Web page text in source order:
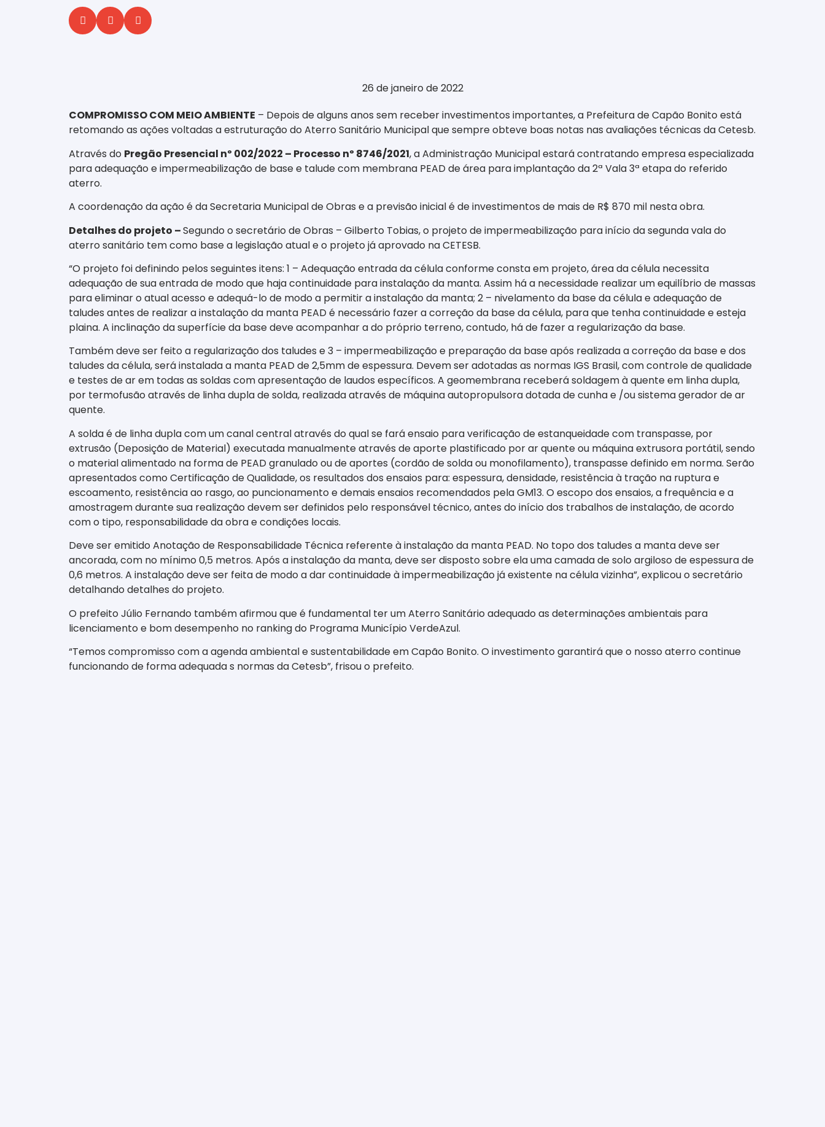
26 de janeiro de 2022
COMPROMISSO COM MEIO AMBIENTE – Depois de alguns anos sem receber investimentos importantes, a Prefeitura de Capão Bonito está
retomando as ações voltadas a estruturação do Aterro Sanitário Municipal que sempre obteve boas notas nas avaliações técnicas da Cetesb.
Através do Pregão Presencial nº 002/2022 – Processo nº 8746/2021, a Administração Municipal estará contratando empresa especializada
para adequação e impermeabilização de base e talude com membrana PEAD de área para implantação da 2ª Vala 3ª etapa do referido
aterro.
A coordenação da ação é da Secretaria Municipal de Obras e a previsão inicial é de investimentos de mais de R$ 870 mil nesta obra.
Detalhes do projeto –Segundo o secretário de Obras – Gilberto Tobias, o projeto de impermeabilização para início da segunda vala do
aterro sanitário tem como base a legislação atual e o projeto já aprovado na CETESB.
“O projeto foi definindo pelos seguintes itens: 1 – Adequação entrada da célula conforme consta em projeto, área da célula necessita
adequação de sua entrada de modo que haja continuidade para instalação da manta. Assim há a necessidade realizar um equilíbrio de massas
para eliminar o atual acesso e adequá-lo de modo a permitir a instalação da manta; 2 – nivelamento da base da célula e adequação de
taludes antes de realizar a instalação da manta PEAD é necessário fazer a correção da base da célula, para que tenha continuidade e esteja
plaina. A inclinação da superfície da base deve acompanhar a do próprio terreno, contudo, há de fazer a regularização da base.
Também deve ser feito a regularização dos taludes e 3 – impermeabilização e preparação da base após realizada a correção da base e dos
taludes da célula, será instalada a manta PEAD de 2,5mm de espessura. Devem ser adotadas as normas IGS Brasil, com controle de qualidade
e testes de ar em todas as soldas com apresentação de laudos específicos. A geomembrana receberá soldagem à quente em linha dupla,
por termofusão através de linha dupla de solda, realizada através de máquina autopropulsora dotada de cunha e /ou sistema gerador de ar
quente.
A solda é de linha dupla com um canal central através do qual se fará ensaio para verificação de estanqueidade com transpasse, por
extrusão (Deposição de Material) executada manualmente através de aporte plastificado por ar quente ou máquina extrusora portátil, sendo
o material alimentado na forma de PEAD granulado ou de aportes (cordão de solda ou monofilamento), transpasse definido em norma. Serão
apresentados como Certificação de Qualidade, os resultados dos ensaios para: espessura, densidade, resistência à tração na ruptura e
escoamento, resistência ao rasgo, ao puncionamento e demais ensaios recomendados pela GM13. O escopo dos ensaios, a frequência e a
amostragem durante sua realização devem ser definidos pelo responsável técnico, antes do início dos trabalhos de instalação, de acordo
com o tipo, responsabilidade da obra e condições locais.
Deve ser emitido Anotação de Responsabilidade Técnica referente à instalação da manta PEAD. No topo dos taludes a manta deve ser
ancorada, com no mínimo 0,5 metros. Após a instalação da manta, deve ser disposto sobre ela uma camada de solo argiloso de espessura de
0,6 metros. A instalação deve ser feita de modo a dar continuidade à impermeabilização já existente na célula vizinha”, explicou o secretário
detalhando detalhes do projeto.
O prefeito Júlio Fernando também afirmou que é fundamental ter um Aterro Sanitário adequado as determinações ambientais para
licenciamento e bom desempenho no ranking do Programa Município VerdeAzul.
“Temos compromisso com a agenda ambiental e sustentabilidade em Capão Bonito. O investimento garantirá que o nosso aterro continue
funcionando de forma adequada s normas da Cetesb”, frisou o prefeito.